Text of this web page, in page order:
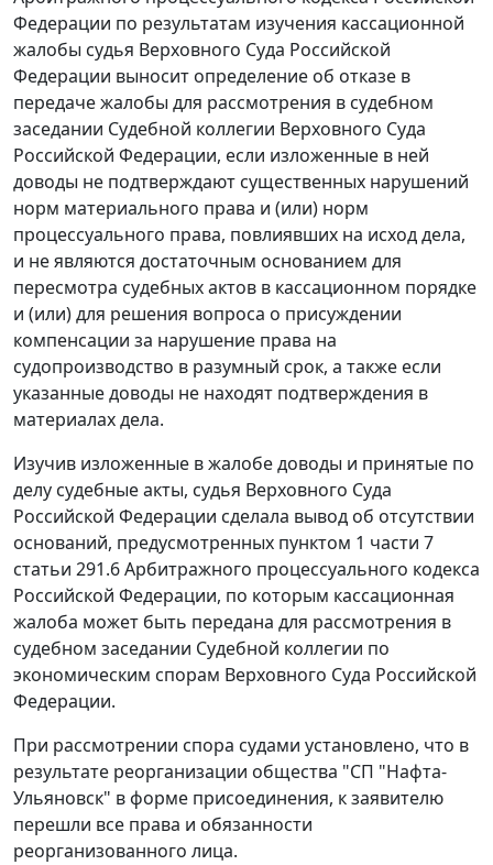
Федерации по результатам изучения кассационной
жалобы судья Верховного Суда Российской
Федерации выносит определение об отказе в
передаче жалобы для рассмотрения в судебном
заседании Судебной коллегии Верховного Суда
Российской Федерации, если изложенные в ней
доводы не подтверждают существенных нарушений
норм материального права и (или) норм
процессуального права, повлиявших на исход дела,
и не являются достаточным основанием для
пересмотра судебных актов в кассационном порядке
и (или) для решения вопроса о присуждении
компенсации за нарушение права на
судопроизводство в разумный срок, а также если
указанные доводы не находят подтверждения в
материалах дела.
Изучив изложенные в жалобе доводы и принятые по
делу судебные акты, судья Верховного Суда
Российской Федерации сделала вывод об отсутствии
оснований, предусмотренных пунктом 1 части 7
статьи 291.6Арбитражного процессуального кодекса
Российской Федерации, по которым кассационная
жалоба может быть передана для рассмотрения в
судебном заседании Судебной коллегии по
экономическим спорам Верховного Суда Российской
Федерации.
При рассмотрении спора судами установлено, что в
результате реорганизации общества "СП "Нафта-
Ульяновск" в форме присоединения, к заявителю
перешли все права и обязанности
реорганизованного лица.